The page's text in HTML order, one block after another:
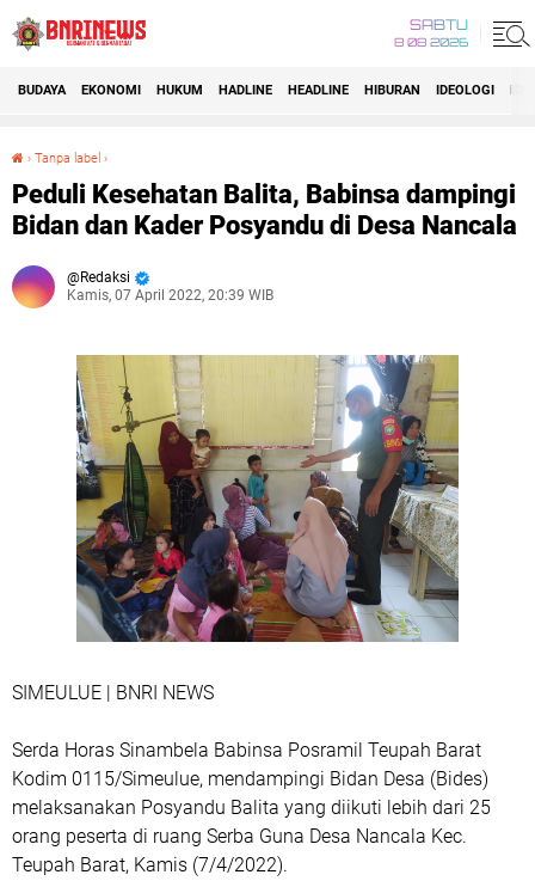
SABTU
8 08 2026
BUDAYA EKONOMI HUKUM HADLINE HEADLINE HIBURAN IDEOLOGI
› Tanpa label ›
Peduli Kesehatan Balita, Babinsa dampingi
Bidan dan Kader Posyandu di Desa Nancala
Redaksi
Kamis, 07 April 2022, 20:39 WIB
SIMEULUE | BNRI NEWS
Serda Horas Sinambela Babinsa Posramil Teupah Barat
Kodim 0115/Simeulue, mendampingi Bidan Desa (Bides)
melaksanakan Posyandu Balita yang diikuti lebih dari 25
orang peserta di ruang Serba Guna Desa Nancala Kec.
Teupah Barat, Kamis (7/4/2022).